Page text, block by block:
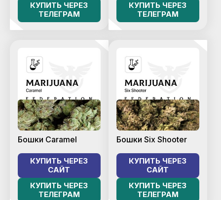
КУПИТЬ ЧЕРЕЗ
ТЕЛЕГРАМ
КУПИТЬ ЧЕРЕЗ
ТЕЛЕГРАМ
Бошки Caramel
КУПИТЬ ЧЕРЕЗ
САЙТ
КУПИТЬ ЧЕРЕЗ
ТЕЛЕГРАМ
Бошки Six Shooter
КУПИТЬ ЧЕРЕЗ
САЙТ
КУПИТЬ ЧЕРЕЗ
ТЕЛЕГРАМ